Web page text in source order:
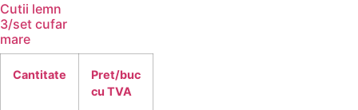
Cutii lemn
3/set cufar
mare
Cantitate
Pret/buc
cu TVA